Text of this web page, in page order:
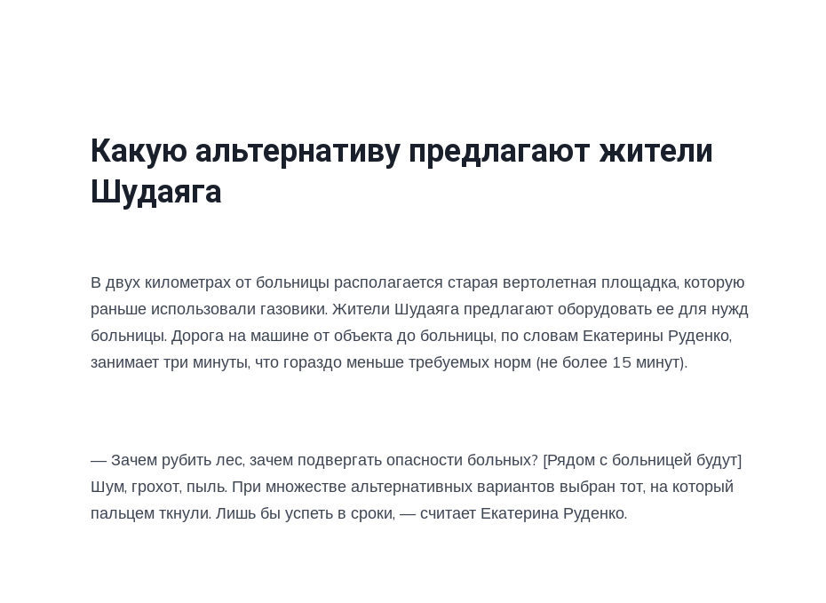
Какую альтернативу предлагают жители
Шудаяга
В двух километрах от больницы располагается старая вертолетная площадка, которую
раньше использовали газовики. Жители Шудаяга предлагают оборудовать ее для нужд
больницы. Дорога на машине от объекта до больницы, по словам Екатерины Руденко,
занимает три минуты, что гораздо меньше требуемых норм (не более 15 минут).
— Зачем рубить лес, зачем подвергать опасности больных? [Рядом с больницей будут]
Шум, грохот, пыль. При множестве альтернативных вариантов выбран тот, на который
пальцем ткнули. Лишь бы успеть в сроки, — считает Екатерина Руденко.